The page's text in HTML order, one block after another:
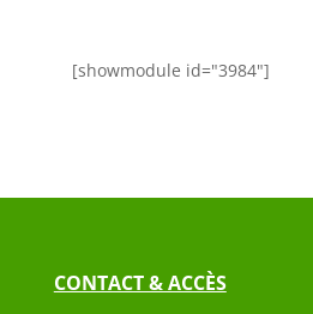
[showmodule id="3984"]
CONTACT & ACCÈS